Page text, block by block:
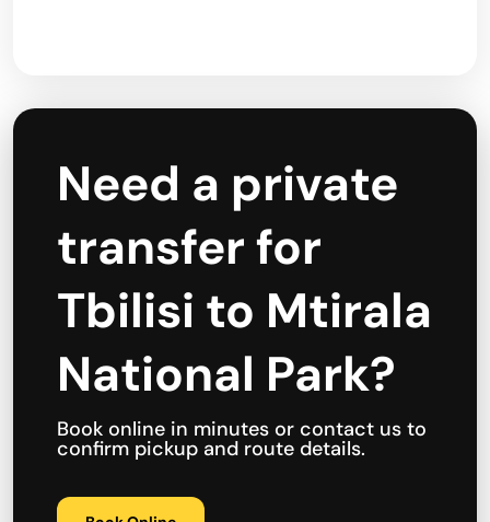
Need a private
transfer for
Tbilisi to Mtirala
National Park?
Book online in minutes or contact us to
confirm pickup and route details.